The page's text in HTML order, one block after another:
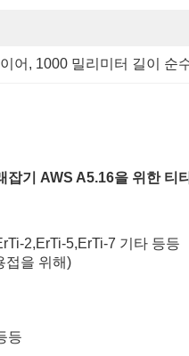
어 , 1000 밀리미터 길이 순
잡기 AWS A5.16을 위한 티
2,ErTi-5,ErTi-7 기타 등등
접을 위해)
등